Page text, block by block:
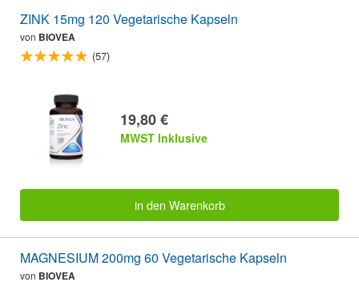
ZINK 15mg 120 Vegetarische Kapseln
von BIOVEA
(57)
19,80 €
MWST Inklusive
in den Warenkorb
MAGNESIUM 200mg 60 Vegetarische Kapseln
von BIOVEA